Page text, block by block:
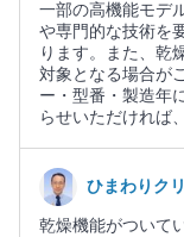
一部の高機能モデ
や専門的な技術を
ります。また、乾
対象となる場合が
ー・型番・製造年
らせいただければ
ひまわりク
乾燥機能がついて